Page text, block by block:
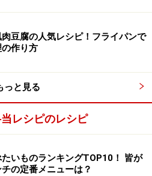
に、青い部分は斜め細切りに
しょうがは千切りにします。
て4等分にし、豆腐は8等分に
豆腐の人気レシピ！フライパンで
作り方
っと見る
レシピのレシピ
いものランキングTOP10！ 皆が
の定番メニューは？